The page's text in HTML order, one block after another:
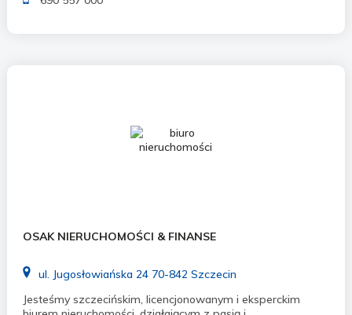
OSAK NIERUCHOMOŚCI & FINANSE
ul. Jugosłowiańska 24 70-842 Szczecin
Jesteśmy szczecińskim, licencjonowanym i eksperckim